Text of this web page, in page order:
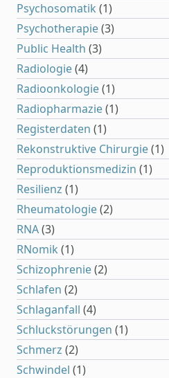
Psychosomatik (1)
Psychotherapie(3)
Public Health (3)
Radiologie(4)
Radioonkologie(1)
Radiopharmazie(1)
Registerdaten (1)
Rekonstruktive Chirurgie(1)
Reproduktionsmedizin (1)
Resilienz (1)
Rheumatologie(2)
RNA(3)
RNomik (1)
Schizophrenie(2)
Schlafen (2)
Schlaganfall (4)
Schluckstörungen (1)
Schmerz (2)
Schwindel (1)